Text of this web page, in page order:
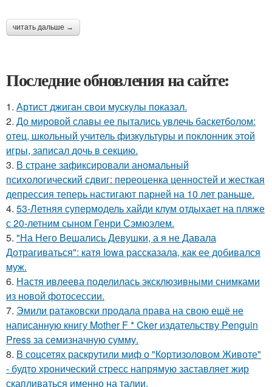
читать дальше →
Последние обновления на сайте:
1. Артист джиган свои мускулы показал.
2. До мировой славы ее пытались увлечь баскетболом:
отец, школьный учитель физкультуры и поклонник этой
игры, записал дочь в секцию.
3. В стране зафиксировали аномальный
психологический сдвиг: переоценка ценностей и жесткая
депрессия теперь настигают парней на 10 лет раньше.
4. 53-Летняя супермодель хайди клум отдыхает на пляже
с 20-летним сыном Генри Сэмюэлем.
5. "На Него Вешались Девушки, а я не Давала
Дотрагиваться": катя Iowa рассказала, как ее добивался
муж.
6. Настя ивлеева поделилась эксклюзивными снимками
из новой фотосессии.
7. Эмили ратаковски продала права на свою ещё не
написанную книгу Mother F * Cker издательству Penguin
Press за семизначную сумму.
8. В соцсетях раскрутили миф о "Кортизоловом Животе"
- будто хронический стресс напрямую заставляет жир
скапливаться именно на талии.